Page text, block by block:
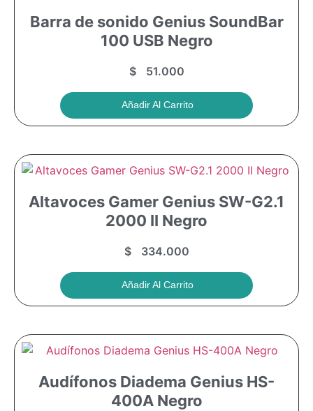
Barra de sonido Genius SoundBar
100 USB Negro
$51.000
Añadir Al Carrito
Altavoces Gamer Genius SW-G2.1
2000 II Negro
$334.000
Añadir Al Carrito
Audífonos Diadema Genius HS-
400A Negro